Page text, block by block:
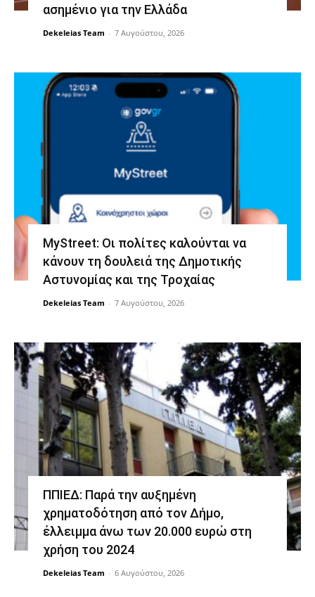
ασημένιο για την Ελλάδα
Dekeleias Team - 7 Αυγούστου, 2026
MyStreet: Οι πολίτες καλούνται να
κάνουν τη δουλειά της Δημοτικής
Αστυνομίας και της Τροχαίας
Dekeleias Team - 7 Αυγούστου, 2026
ΠΠΙΕΔ: Παρά την αυξημένη
χρηματοδότηση από τον Δήμο,
έλλειμμα άνω των 20.000 ευρώ στη
χρήση του 2024
Dekeleias Team - 6 Αυγούστου, 2026